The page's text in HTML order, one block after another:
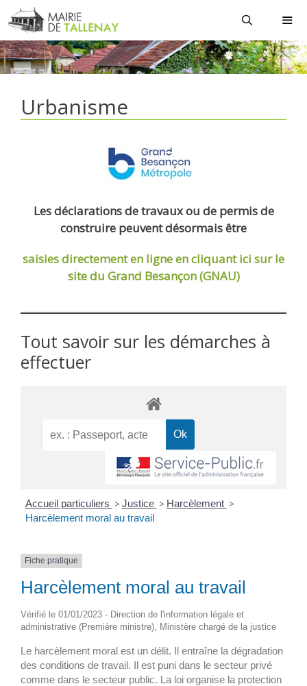
Aller
au
contenu
Urbanisme
Les déclarations de travaux ou de permis de
construire peuvent désormais être
saisies directement en ligneen cliquant ici sur le
site du Grand Besançon (GNAU)
Tout savoir sur les démarches à
effectuer
Accueil particuliers > Justice > Harcèlement >
Harcèlement moral au travail
Fiche pratique
Harcèlement moral au travail
Vérifié le 01/01/2023 - Direction de l'information légale et
administrative (Première ministre), Ministère chargé de la justice
Le harcèlement moral est un délit. Il entraîne la dégradation
des conditions de travail. Il est puni dans le secteur privé
comme dans le secteur public. La loi organise la protection